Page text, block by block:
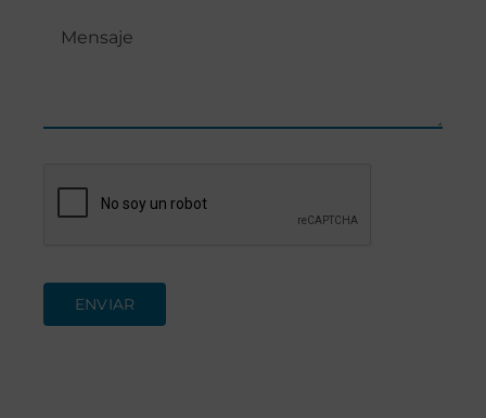
ENVIAR